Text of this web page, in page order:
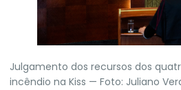
Julgamento dos recursos dos
incêndio na Kiss — Foto: Juliano